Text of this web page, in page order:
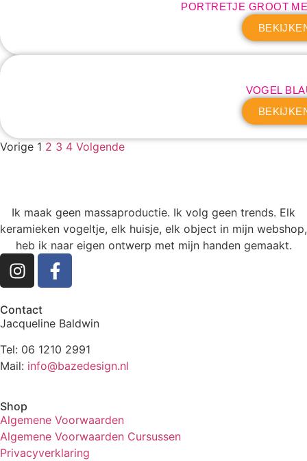
PORTRETJE GROOT
VOGEL
Vorige 1 2 3 4 Volgende
Ik maak geen massaproductie. Ik volg geen trends. Elk
keramieken vogeltje, elk huisje, elk object in mijn webshop,
heb ik naar eigen ontwerp met mijn handen gemaakt.
Contact
Jacqueline Baldwin
Tel: 06 1210 2991
Mail: info@bazedesign.nl
Shop
Algemene Voorwaarden
Algemene Voorwaarden Cursussen
Privacyverklaring